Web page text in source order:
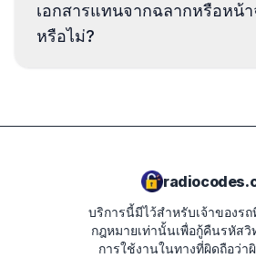
เวลาจัดส่งที่คาดการณ์จะแสดง
เอกสารแทนจากฉลากหรือหน้
หรือไม่?
รับผิดชอบเอง
บริการนี้มีไว้สำหรับเจ้าของร
กฎหมายเท่านั้นเพื่อกู้คืนรหัส
การใช้งานในทางที่ผิดถือว่า